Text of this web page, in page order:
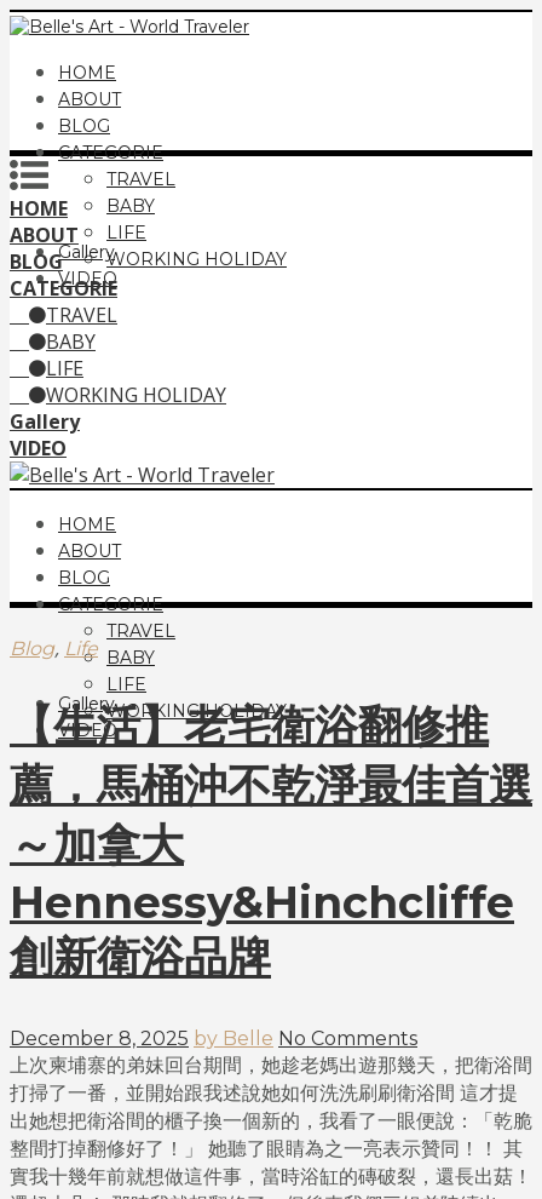
HOME
ABOUT
BLOG
CATEGORIE
TRAVEL
BABY
LIFE
WORKING HOLIDAY
Gallery
VIDEO
HOME
ABOUT
BLOG
CATEGORIE
TRAVEL
BABY
LIFE
WORKING HOLIDAY
Gallery
VIDEO
HOME
ABOUT
BLOG
CATEGORIE
TRAVEL
BABY
LIFE
WORKING HOLIDAY
Gallery
VIDEO
Blog, Life
【生活】老宅衛浴翻修推
薦，馬桶沖不乾淨最佳首選
～加拿大
Hennessy&Hinchcliffe
創新衛浴品牌
December 8, 2025 by Belle No Comments
上次柬埔寨的弟妹回台期間，她趁老媽出遊那幾天，把衛浴間
打掃了一番，並開始跟我述說她如何洗洗刷刷衛浴間 這才提
出她想把衛浴間的櫃子換一個新的，我看了一眼便說：「乾脆
整間打掉翻修好了！」 她聽了眼睛為之一亮表示贊同！！ 其
實我十幾年前就想做這件事，當時浴缸的磚破裂，還長出菇！